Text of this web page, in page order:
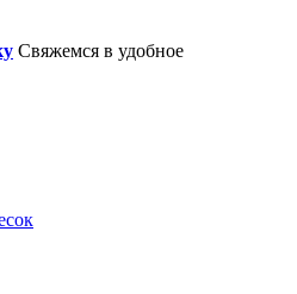
Свяжемся в удобное